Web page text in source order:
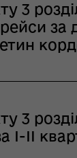
3
за
3
І-II